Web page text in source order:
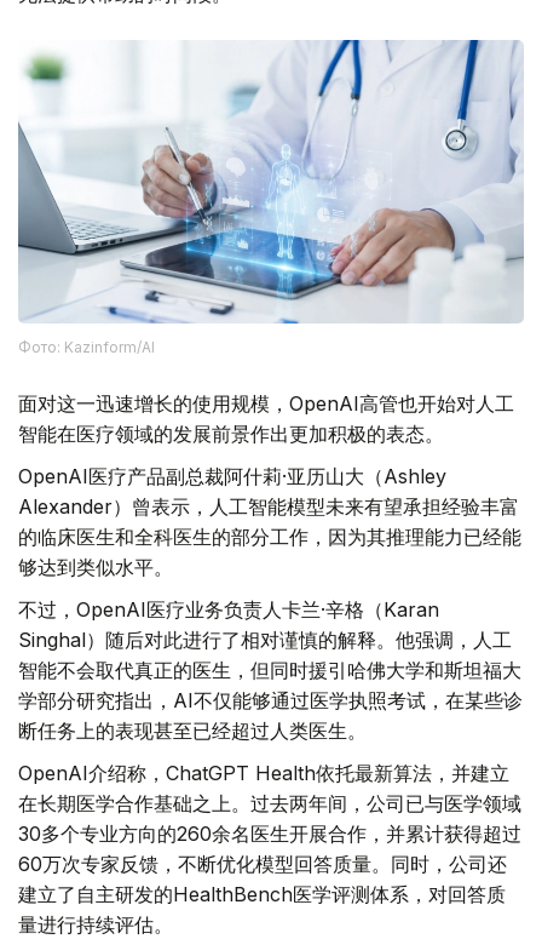
Фото: Kazinform/AI
面对这一迅速增长的使用规模，OpenAI高管也开始对人工
智能在医疗领域的发展前景作出更加积极的表态。
OpenAI医疗产品副总裁阿什莉·亚历山大（Ashley
Alexander）曾表示，人工智能模型未来有望承担经验丰富
的临床医生和全科医生的部分工作，因为其推理能力已经能
够达到类似水平。
不过，OpenAI医疗业务负责人卡兰·辛格（Karan
Singhal）随后对此进行了相对谨慎的解释。他强调，人工
智能不会取代真正的医生，但同时援引哈佛大学和斯坦福大
学部分研究指出，AI不仅能够通过医学执照考试，在某些诊
断任务上的表现甚至已经超过人类医生。
OpenAI介绍称，ChatGPT Health依托最新算法，并建立
在长期医学合作基础之上。过去两年间，公司已与医学领域
30多个专业方向的260余名医生开展合作，并累计获得超过
60万次专家反馈，不断优化模型回答质量。同时，公司还
建立了自主研发的HealthBench医学评测体系，对回答质
量进行持续评估。